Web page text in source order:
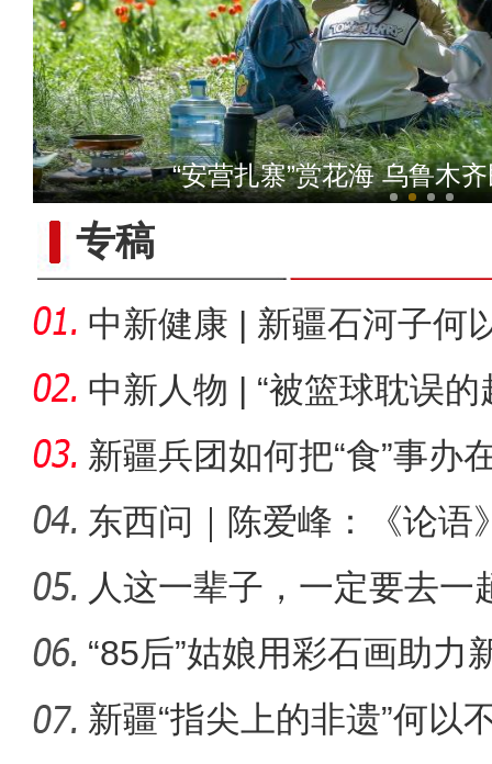
十年·数说 经济
崭新“城”迹：兵团城镇化
“安营扎寨”赏花海 乌鲁木
专稿
中新健康 | 新疆石河子何
承创新
中新人物 | “被篮球耽误
总冠
新疆兵团如何把“食”事办
东西问｜陈爱峰：《论语
疆的课
人这一辈子，一定要去一
“85后”姑娘用彩石画助力
新疆“指尖上的非遗”何以